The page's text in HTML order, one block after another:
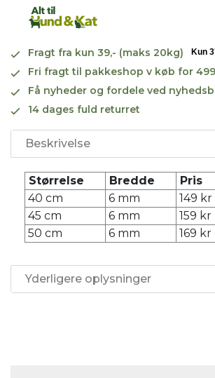
Fragt fra kun 39,- (maks 20kg)
Fri fragt til pakkeshop v køb for
Få nyheder og fordele ved
14 dages fuld returret
Beskrivelse
Størrelse Bredde
Pris
40 cm
6 mm
149 kr
45 cm
6 mm
159
50 cm
6 mm 169 kr
Yderligere oplysninger